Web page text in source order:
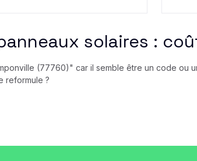
solaires :
(77760)" car il semble être un code ou
reformule ?